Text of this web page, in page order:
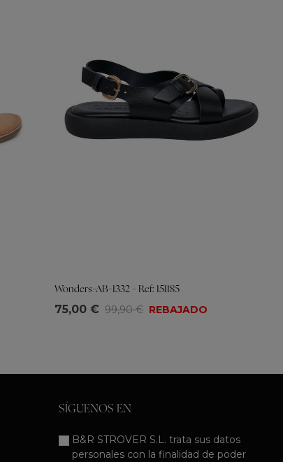
Tallas
Wonders-AB-1332 - Ref: 151185
75,00 € 99,90 € REBAJADO
SÍGUENOS EN
B&R STROVER S.L. trata sus datos
personales con la finalidad de poder